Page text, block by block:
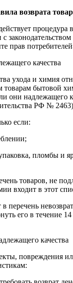
возврата
процедура
с
прав
качества
ухода и химия
товарам бытовой
они надлежащего
РФ №
если:
пломбы и
товаров, не
входит в этот
перечень
его в течение
качества
повреждения